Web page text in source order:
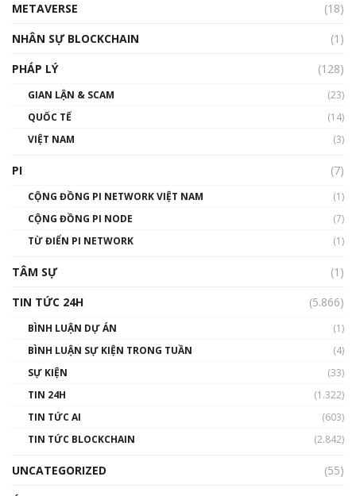
01:32:59
gió ấm
Talkshow 14: MemeCoin – Trò đùa tỷ đô
01:29:26
METAVERSE
(18)
NHÂN SỰ BLOCKCHAIN
(1)
PHÁP LÝ
(128)
GIAN LẬN & SCAM
(23)
QUỐC TẾ
(14)
VIỆT NAM
(3)
PI (7)
CỘNG ĐỒNG PI NETWORK VIỆT NAM
(1)
CỘNG ĐỒNG PI NODE
(7)
TỪ ĐIỂN PI NETWORK
(1)
TÂM SỰ
(1)
TIN TỨC 24H
(5.866)
BÌNH LUẬN DỰ ÁN
(1)
BÌNH LUẬN SỰ KIỆN TRONG TUẦN
(4)
SỰ KIỆN
(33)
TIN 24H
(1.322)
TIN TỨC AI
(603)
TIN TỨC BLOCKCHAIN
(2.842)
UNCATEGORIZED
(55)